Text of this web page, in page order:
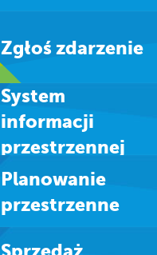
Zgłoś zdarzenie
system
informacji
przestrzennej
Planowanie
przestrzenne